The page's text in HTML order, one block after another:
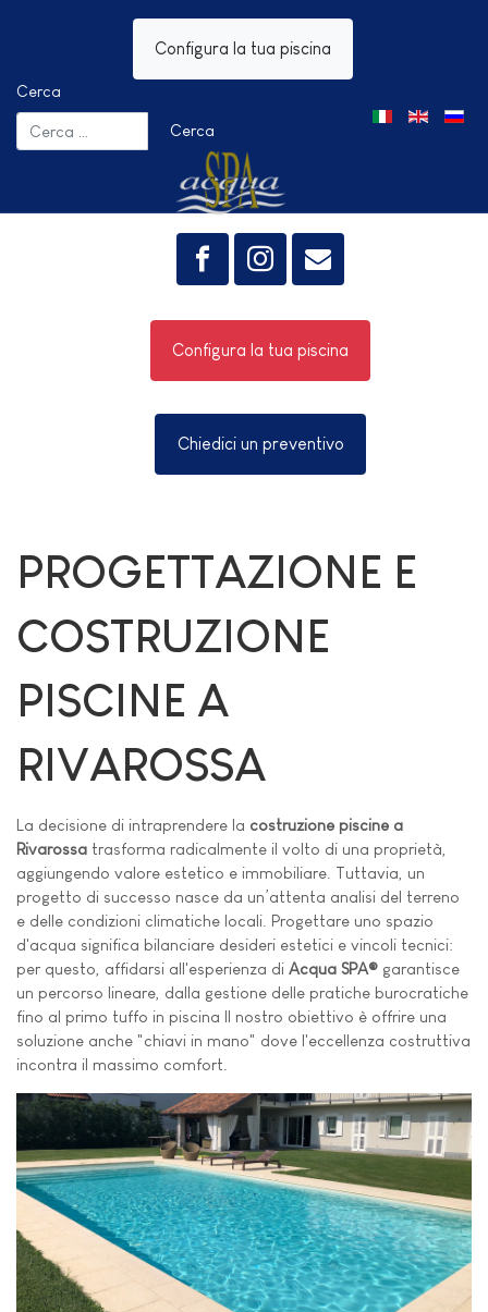
Configura la tua piscina
Cerca
Cerca
Seleziona la tua
Configura la tua piscina
Chiedici un preventivo
PROGETTAZIONE E
COSTRUZIONE
PISCINE A
RIVAROSSA
La decisione di intraprendere la costruzione piscine a
Rivarossa trasforma radicalmente il volto di una proprietà,
aggiungendo valore estetico e immobiliare. Tuttavia, un
progetto di successo nasce da un’attenta analisi del terreno
e delle condizioni climatiche locali. Progettare uno spazio
d'acqua significa bilanciare desideri estetici e vincoli tecnici:
per questo, affidarsi all'esperienza di Acqua SPA® garantisce
un percorso lineare, dalla gestione delle pratiche burocratiche
fino al primo tuffo in piscina Il nostro obiettivo è offrire una
soluzione anche "chiavi in mano" dove l'eccellenza costruttiva
incontra il massimo comfort.